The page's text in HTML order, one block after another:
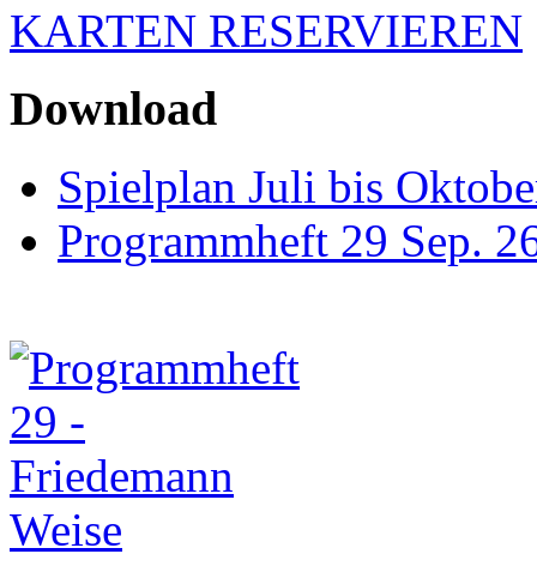
KARTEN RESERVIEREN
Download
Spielplan Juli bis
Programmheft 29 Sep.